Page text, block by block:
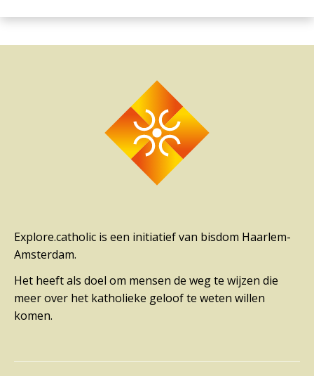
Explore.catholic is een initiatief van bisdom Haarlem-
Amsterdam.
Het heeft als doel om mensen de weg te wijzen die
meer over het katholieke geloof te weten willen
komen.